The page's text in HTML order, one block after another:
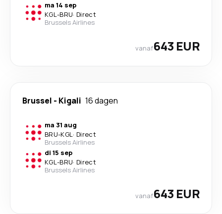
ma 14 sep
KGL-BRU· Direct
Brussels Airlines
vanaf643 EUR
Brussel - Kigali 16 dagen
ma 31 aug
BRU-KGL· Direct
Brussels Airlines
di 15 sep
KGL-BRU· Direct
Brussels Airlines
vanaf643 EUR